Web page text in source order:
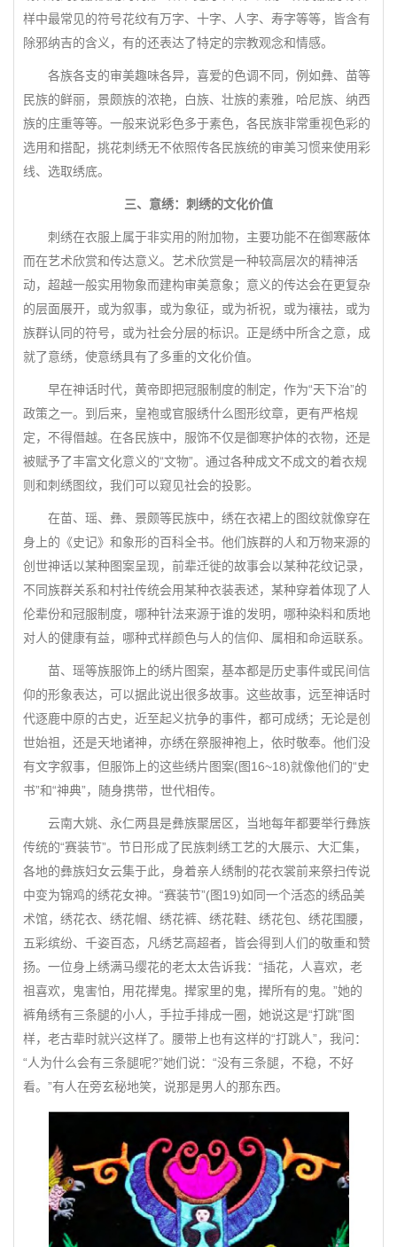
样中最常见的符号花纹有万字、十字、人字、寿字等等，皆含有
除邪纳吉的含义，有的还表达了特定的宗教观念和情感。
各族各支的审美趣味各异，喜爱的色调不同，例如彝、苗等
民族的鲜丽，景颇族的浓艳，白族、壮族的素雅，哈尼族、纳西
族的庄重等等。一般来说彩色多于素色，各民族非常重视色彩的
选用和搭配，挑花刺绣无不依照传各民族统的审美习惯来使用彩
线、选取绣底。
三、意绣：刺绣的文化价值
刺绣在衣服上属于非实用的附加物，主要功能不在御寒蔽体
而在艺术欣赏和传达意义。艺术欣赏是一种较高层次的精神活
动，超越一般实用物象而建构审美意象；意义的传达会在更复杂
的层面展开，或为叙事，或为象征，或为祈祝，或为禳祛，或为
族群认同的符号，或为社会分层的标识。正是绣中所含之意，成
就了意绣，使意绣具有了多重的文化价值。
早在神话时代，黄帝即把冠服制度的制定，作为“天下治”的
政策之一。到后来，皇袍或官服绣什么图形纹章，更有严格规
定，不得僭越。在各民族中，服饰不仅是御寒护体的衣物，还是
被赋予了丰富文化意义的“文物”。通过各种成文不成文的着衣规
则和刺绣图纹，我们可以窥见社会的投影。
在苗、瑶、彝、景颇等民族中，绣在衣裙上的图纹就像穿在
身上的《史记》和象形的百科全书。他们族群的人和万物来源的
创世神话以某种图案呈现，前辈迁徙的故事会以某种花纹记录，
不同族群关系和村社传统会用某种衣装表述，某种穿着体现了人
伦辈份和冠服制度，哪种针法来源于谁的发明，哪种染料和质地
对人的健康有益，哪种式样颜色与人的信仰、属相和命运联系。
苗、瑶等族服饰上的绣片图案，基本都是历史事件或民间信
仰的形象表达，可以据此说出很多故事。这些故事，远至神话时
代逐鹿中原的古史，近至起义抗争的事件，都可成绣；无论是创
世始祖，还是天地诸神，亦绣在祭服神袍上，依时敬奉。他们没
有文字叙事，但服饰上的这些绣片图案(图16~18)就像他们的“史
书”和“神典”，随身携带，世代相传。
云南大姚、永仁两县是彝族聚居区，当地每年都要举行彝族
传统的“赛装节”。节日形成了民族刺绣工艺的大展示、大汇集，
各地的彝族妇女云集于此，身着亲人绣制的花衣裳前来祭扫传说
中变为锦鸡的绣花女神。“赛装节”(图19)如同一个活态的绣品美
术馆，绣花衣、绣花帽、绣花裤、绣花鞋、绣花包、绣花围腰，
五彩缤纷、千姿百态，凡绣艺高超者，皆会得到人们的敬重和赞
扬。一位身上绣满马缨花的老太太告诉我：“插花，人喜欢，老
祖喜欢，鬼害怕，用花撵鬼。撵家里的鬼，撵所有的鬼。”她的
裤角绣有三条腿的小人，手拉手排成一圈，她说这是“打跳”图
样，老古辈时就兴这样了。腰带上也有这样的“打跳人”，我问：
“人为什么会有三条腿呢?”她们说：“没有三条腿，不稳，不好
看。”有人在旁玄秘地笑，说那是男人的那东西。